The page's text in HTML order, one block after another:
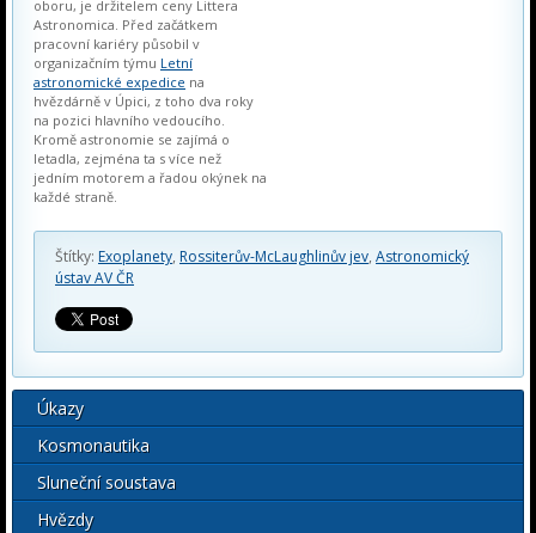
oboru, je držitelem ceny Littera
Astronomica. Před začátkem
pracovní kariéry působil v
organizačním týmu Letní
astronomické expedice na
hvězdárně v Úpici, z toho dva roky
na pozici hlavního vedoucího.
Kromě astronomie se zajímá o
letadla, zejména ta s více než
jedním motorem a řadou okýnek na
každé straně.
Štítky: Exoplanety, Rossiterův-McLaughlinův jev, Astronomický
ústav AV ČR
Úkazy
Kosmonautika
Sluneční soustava
Hvězdy